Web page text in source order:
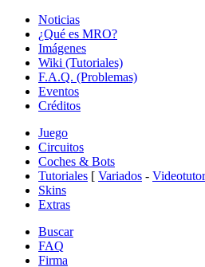
Noticias
¿Qué es MRO?
Imágenes
Wiki (Tutoriales)
F.A.Q. (Problemas)
Eventos
Créditos
Juego
Circuitos
Coches & Bots
Tutoriales [ Variados -
Skins
Extras
Buscar
FAQ
Firma